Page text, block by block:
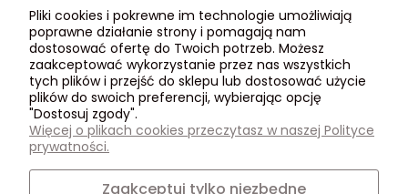
O nas
O Nas
Opinie Trustmate
Kontakt
795 562 107
Pliki cookies i pokrewne im technologie umożliwiają
poprawne działanie strony i pomagają nam
dostosować ofertę do Twoich potrzeb. Możesz
zaakceptować wykorzystanie przez nas wszystkich
tych plików i przejść do sklepu lub dostosować użycie
plików do swoich preferencji, wybierając opcję
"Dostosuj zgody".
Więcej o plikach cookies przeczytasz w naszej Polityce
prywatności.
Zaakceptuj tylko niezbędne